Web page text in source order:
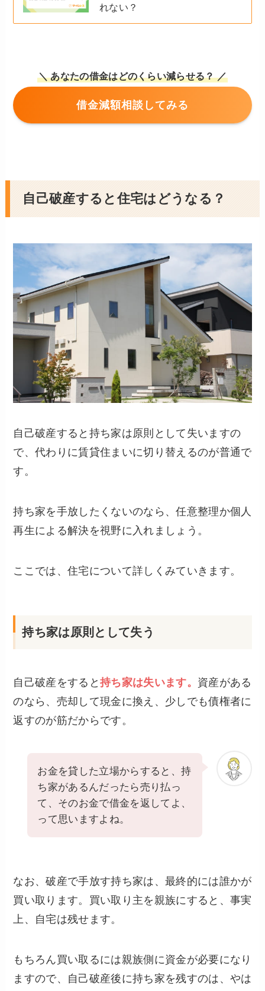
れない？
＼ あなたの借金はどのくらい減らせる？ ／
借金減額相談してみる
自己破産すると住宅はどうなる？
自己破産すると持ち家は原則として失いますの
で、代わりに賃貸住まいに切り替えるのが普通で
す。
持ち家を手放したくないのなら、任意整理か個人
再生による解決を視野に入れましょう。
ここでは、住宅について詳しくみていきます。
持ち家は原則として失う
自己破産をすると 持ち家は失います。 資産がある
のなら、売却して現金に換え、少しでも債権者に
返すのが筋だからです。
お金を貸した立場からすると、持
ち家があるんだったら売り払っ
て、そのお金で借金を返してよ、
って思いますよね。
なお、破産で手放す持ち家は、最終的には誰かが
買い取ります。買い取り主を親族にすると、事実
上、自宅は残せます。
もちろん買い取るには親族側に資金が必要になり
ますので、自己破産後に持ち家を残すのは、やは